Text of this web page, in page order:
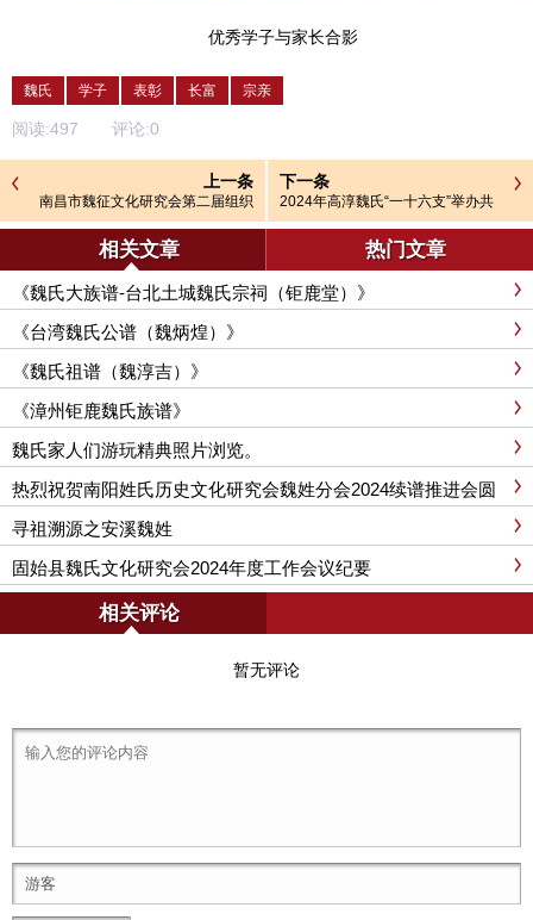
优秀学子与家长合影
魏氏 学子 表彰 长富 宗亲
阅读:497 评论:0
上一条
南昌市魏征文化研究会第二届组织
机构
下一条
2024年高淳魏氏“一十六支”举办共
祖祠祭大典，弘扬传承优良家风
相关文章 热门文章
《魏氏大族谱-台北土城魏氏宗祠（钜鹿堂）》
《台湾魏氏公谱（魏炳煌）》
《魏氏祖谱（魏淳吉）》
《漳州钜鹿魏氏族谱》
魏氏家人们游玩精典照片浏览。
热烈祝贺南阳姓氏历史文化研究会魏姓分会2024续谱推进会圆
满成功召开
寻祖溯源之安溪魏姓
固始县魏氏文化研究会2024年度工作会议纪要
相关评论
暂无评论